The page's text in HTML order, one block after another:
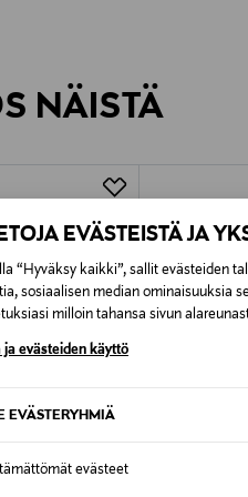
EVÄSTEISTÄ JA
“Hyväksy kaikki”, sallit evästeiden
sosiaalisen median ominaisuuksia
milloin tahansa sivun
ja evästeiden käyttö
EVÄSTERYHMIÄ
evästeet
NÄISTÄ